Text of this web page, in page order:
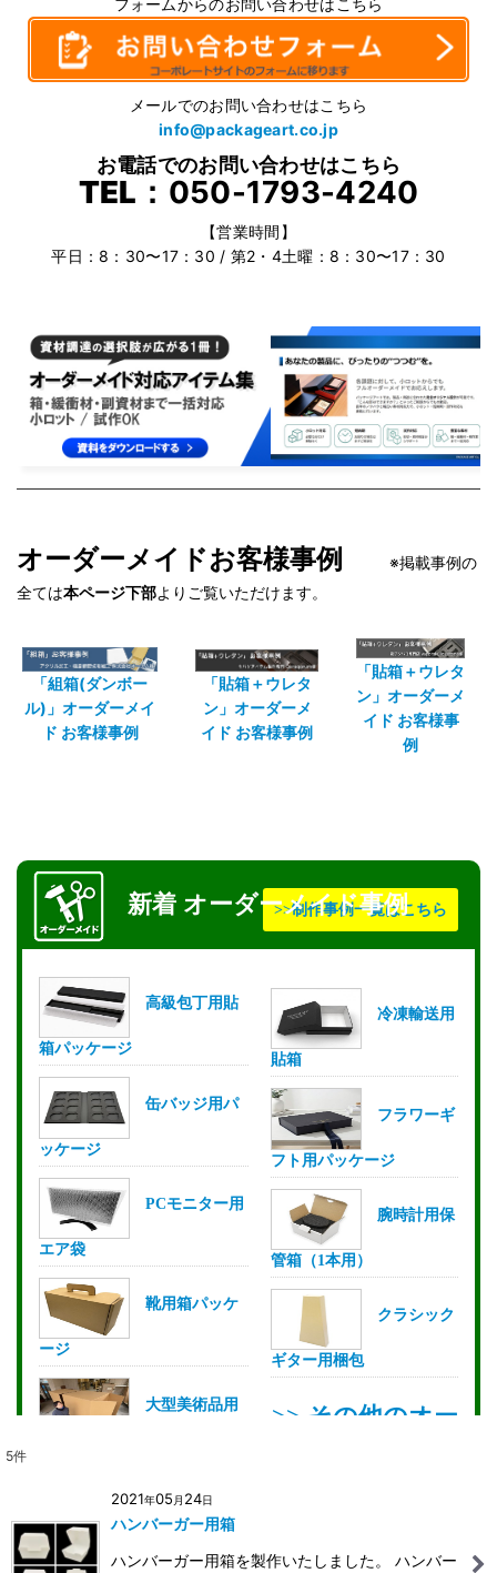
メールでのお問い合わせはこちら
info@packageart.co.jp
お電話でのお問い合わせはこちら
TEL： 050-1793-4240
【営業時間】
平日：8：30〜17：30 / 第2・4土曜：8：30〜17：30
オーダーメイドお客様事例
※掲載事例の
全ては本ページ下部よりご覧いただけます。
「組箱(ダンボー
ル)」オーダーメイ
ド お客様事例
「貼箱＋ウレタ
ン」オーダーメ
イド お客様事例
「貼箱＋ウレタ
ン」オーダーメ
イド お客様事
例
5件
2021年05 月 24日
ハンバーガー用箱
ハンバーガー用箱を製作いたしました。 ハンバー